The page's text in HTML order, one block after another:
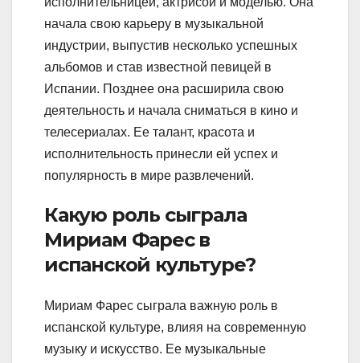
начала свою карьеру в музыкальной
индустрии, выпустив несколько успешных
альбомов и став известной певицей в
Испании. Позднее она расширила свою
деятельность и начала сниматься в кино и
телесериалах. Ее талант, красота и
исполнительность принесли ей успех и
популярность в мире развлечений.
Какую роль сыграла
Мириам Фарес в
испанской культуре?
Мириам Фарес сыграла важную роль в
испанской культуре, влияя на современную
музыку и искусство. Ее музыкальные